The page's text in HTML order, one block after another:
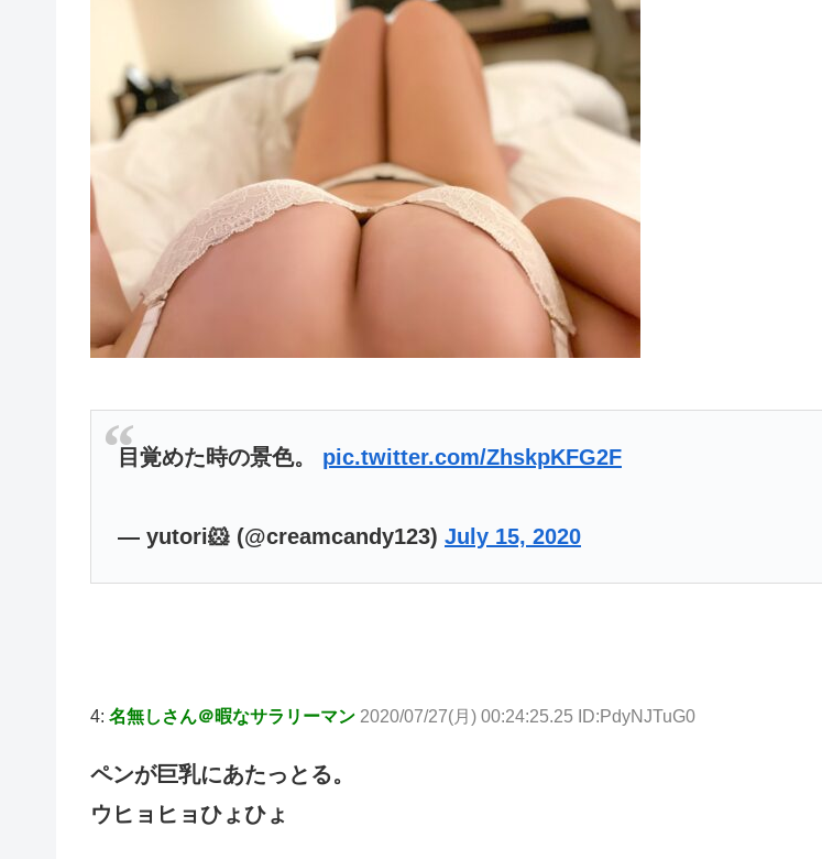
目覚めた時の景色。 pic.twitter.com/ZhskpKFG2F
— yutori🐹 (@creamcandy123) July 15, 2020
4: 名無しさん＠暇なサラリーマン 2020/07/27(月) 00:24:25.25 ID:PdyNJTuG0
ペンが巨乳にあたっとる。
ウヒョヒョひょひょ